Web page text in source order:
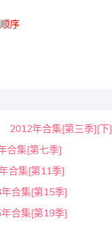
序
2012年合集[第三季][下]
合集[第七季]
合集[第11季]
合集[第15季]
合集[第19季]